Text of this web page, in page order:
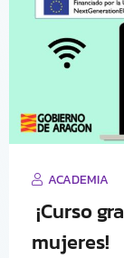
ACADEMIA
¡Curso
mujeres!